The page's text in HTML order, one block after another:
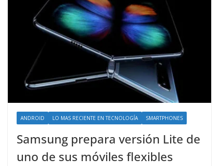
ANDROID LO MAS RECIENTE EN TECNOLOGÍA SMARTPHONES
Samsung prepara versión Lite de
uno de sus móviles flexibles